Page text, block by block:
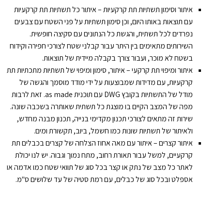
איתור וסימון תשתיות תת קרקעיות – איתור כל תשתיות תת קרקעיות
עם תוצאות באותו היום, וכן סימון תשתיות על פני השטח עם צבעים
נפרדים לכל תשתית, והגשת כל הנתונים עם סקיצה חופשית.
השירותים מתאימים בין היתר עבור קבלני שטח לצורכי חפירה וקידוח
בשטח לא מוכר, ועבור צורך בקבלה מיידית של תוצאות.
איתור ומיפוי תת קרקעי – איתור, סימון ומיפוי של תשתיות מתכתיות תת
קרקעיות, עם מדידות שמבוצעות על ידי מודד מוסמך והגשה של
מודל של התשתיות בקובץ DWG עם תוכנית as made. זאת לרבות
מפה של המצב הקיים בו מוצגת כל תשתית שאותרה בשכבה שונה.
שירות זה מתאים לצורכי תכנון מקדימי בנייה, תכנון מבנה מחדש,
ולאיתור של תשתיות שונות כמו חשמל, ביוב, תקשורת ומים.
איתור קצרים – איתור עם מאה אחוז הצלחה של קצרים בכבלים תת
קרקעיים, למשל עבור תאורת רחוב, מתח נמוך וגבוה. יש לנו יכולת
לאתר כל מצב של נתק או קצר בכל סוג של תוואי שטח כמו אדמה או
אספלט ובכל סוג של כבלים, עם רמת סטיה של עד שלושים ס"מ.